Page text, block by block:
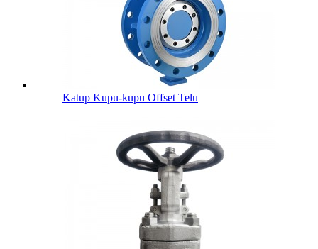
Katup Kupu-kupu Offset Telu